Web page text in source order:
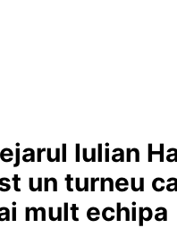
Iulian
un turneu
mult echipa